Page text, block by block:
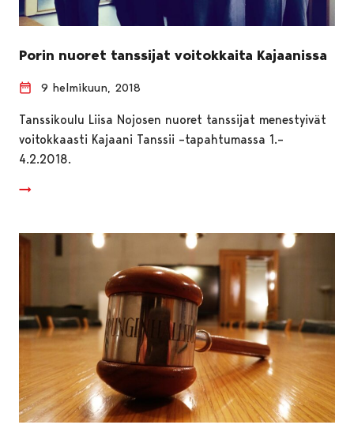
Porin nuoret tanssijat voitokkaita Kajaanissa
9 helmikuun, 2018
Tanssikoulu Liisa Nojosen nuoret tanssijat menestyivät
voitokkaasti Kajaani Tanssii –tapahtumassa 1.–
4.2.2018.